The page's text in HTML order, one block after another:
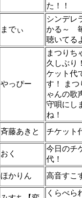
た！！
までぃ
シンデレ
かる～
聴いてる
やっぴー
まつりち
久しぶり
ケット代
す！ まつ
ゃんの歌
守唄にし
ね！
斉藤あきと チケット
おく
今日のチ
代！
ほかりん 高音すこ
くらべら